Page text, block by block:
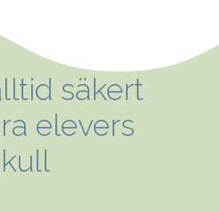
säkert
elevers